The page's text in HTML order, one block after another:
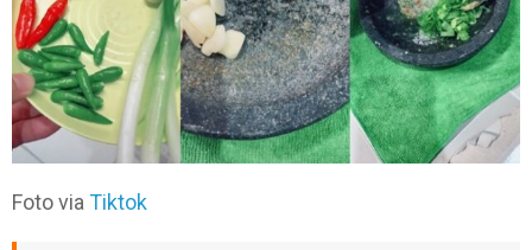
Foto via Tiktok